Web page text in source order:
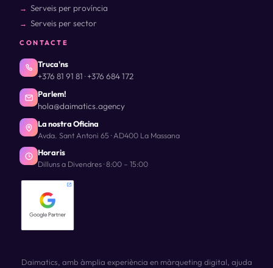
Serveis per província
Serveis per sector
CONTACTE
Truca'ns
+376 81 91 81 ·+376 684 172
Parlem!
hola@daimatics.agency
La nostra Oficina
Avda. Sant Antoni 65 · AD400 La Massana
Horaris
Dilluns a Divendres · 8:00 – 15:00
Daimatics, amb àmplia experiència en màrqueting digital, ajuda